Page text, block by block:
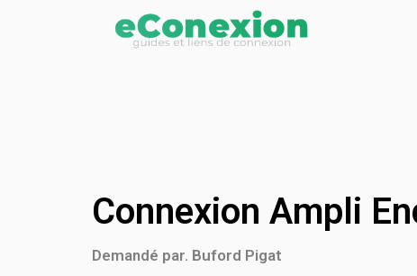
Connexion Ampli
Demandé par. Buford Pigat